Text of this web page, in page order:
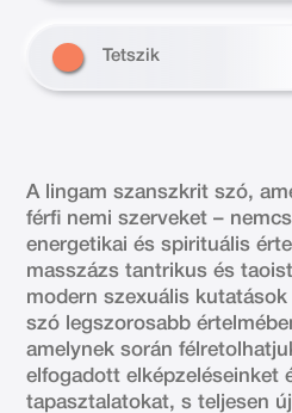
Tetszik
A lingam szanszkrit szó,
férfi nemi szerveket –
energetikai és spirituális
masszázs tantrikus és
modern szexuális
szó legszorosabb
amelynek során
elfogadott elképzeléseinket
tapasztalatokat, s teljesen